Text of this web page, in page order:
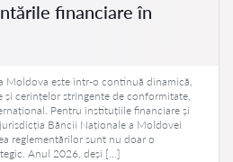
financiare în
Moldova este într-o continuă dinamică,
și cerințelor stringente de conformitate,
Pentru instituțiile financiare și
Băncii Naționale a Moldovei
reglementărilor sunt nu doar o
Anul 2026, deși […]